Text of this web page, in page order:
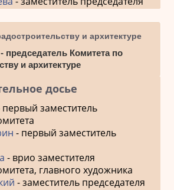
и архитектуре
председатель Комитета по
и архитектуре
досье
заместитель
- первый заместитель
- врио заместителя
главного художника
- заместитель председателя